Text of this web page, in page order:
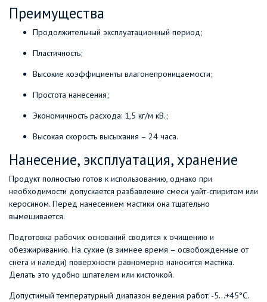
Преимущества
Продолжительный эксплуатационный период;
Пластичность;
Высокие коэффициенты влагонепроницаемости;
Простота нанесения;
Экономичность расхода: 1,5 кг/м кВ.;
Высокая скорость высыхания – 24 часа.
Нанесение, эксплуатация, хранение
Продукт полностью готов к использованию, однако при
необходимости допускается разбавление смеси уайт-спиритом или
керосином. Перед нанесением мастики она тщательно
вымешивается.
Подготовка рабочих оснований сводится к очищению и
обезжириванию. На сухие (в зимнее время – освобожденные от
снега и наледи) поверхности равномерно наносится мастика.
Делать это удобно шпателем или кисточкой.
Допустимый температурный диапазон ведения работ: -5…+45°С.